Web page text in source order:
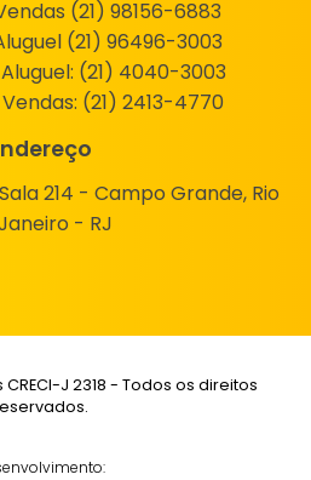
(21) 98156-6883
(21) 96496-3003
(21) 4040-3003
(21) 2413-4770
214 - Campo Grande, Rio
- RJ
J 2318 - Todos os direitos